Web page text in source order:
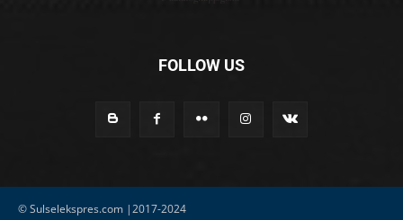
FOLLOW US
© Sulselekspres.com |2017-2024